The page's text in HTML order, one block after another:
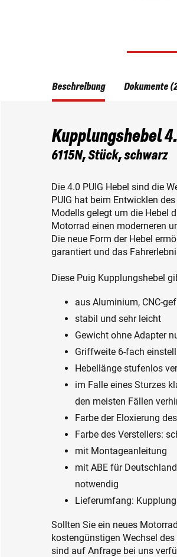
Beschreibung
Kupplungshebel
6115N, Stück, schwarz
Die 4.0 PUIG Hebel sind die
PUIG hat beim Entwicklen
Modells gelegt um die Hebel
Motorrad einen moderneren
Die neue Form der Hebel
garantiert und das
Diese Puig Kupplungshebel
aus Aluminium, CNC-
stabil und sehr leicht
Gewicht ohne Adapter
Griffweite 6-fach
Hebellänge stufenlos
im Falle eines Sturzes
den meisten Fällen
Farbe der Eloxierung
Farbe des Verstellers:
mit Montageanleitung
mit ABE für
notwendig
Lieferumfang:
Sollten Sie ein neues
kostengünstigen Wechsel
sind auf Anfrage bei uns
Dokumente